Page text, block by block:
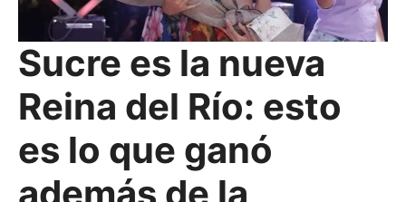
Sucre es la nueva
Reina del Río: esto
es lo que ganó